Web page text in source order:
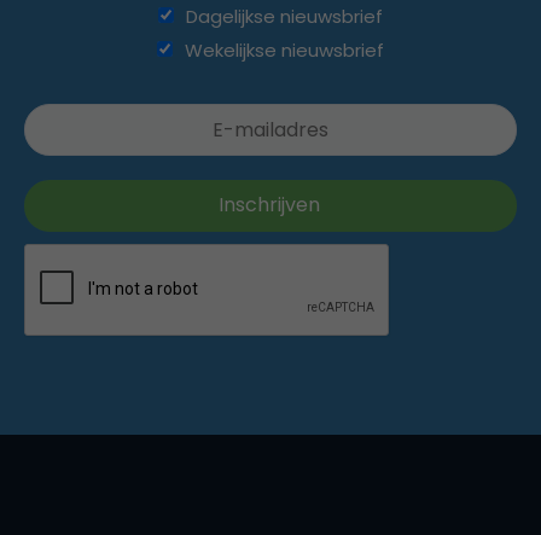
Dagelijkse nieuwsbrief
Wekelijkse nieuwsbrief